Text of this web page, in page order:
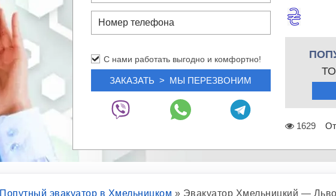
С нами работать выгодно и комфортно!
1629
Попутный эвакуатор в Хмельницком » Эвакуатор Хмельницкий —